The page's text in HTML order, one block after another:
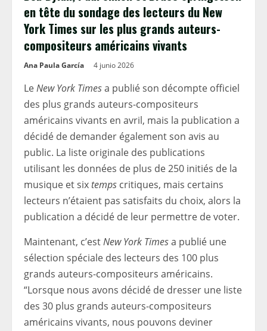
en tête du sondage des lecteurs du New
York Times sur les plus grands auteurs-
compositeurs américains vivants
Ana Paula García 4 junio 2026
LeNew York Timesa publié son décompte officiel
des plus grands auteurs-compositeurs
américains vivants en avril, mais la publication a
décidé de demander également son avis au
public. La liste originale des publications
utilisant les données de plus de 250 initiés de la
musique et sixtemps critiques, mais certains
lecteurs n’étaient pas satisfaits du choix, alors la
publication a décidé de leur permettre de voter.
Maintenant, c’estNew York Timesa publié une
sélection spéciale des lecteurs des 100 plus
grands auteurs-compositeurs américains.
“Lorsque nous avons décidé de dresser une liste
des 30 plus grands auteurs-compositeurs
américains vivants, nous pouvons deviner